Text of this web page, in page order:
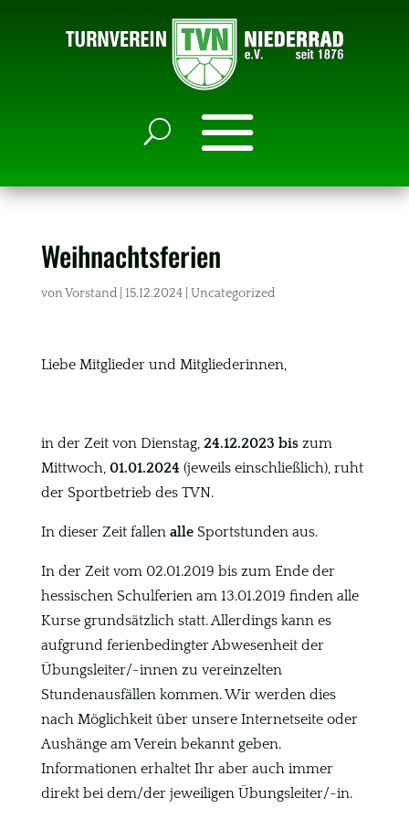
Weihnachtsferien
vonVorstand| 15.12.2024| Uncategorized
Liebe Mitglieder und Mitgliederinnen,
in der Zeit von Dienstag, 24.12.2023 biszum
Mittwoch,01.01.2024 (jeweils einschließlich), ruht
der Sportbetrieb des TVN.
In dieser Zeit fallen alleSportstunden aus.
In der Zeit vom 02.01.2019 bis zum Ende der
hessischen Schulferien am 13.01.2019 finden alle
Kurse grundsätzlich statt. Allerdings kann es
aufgrund ferienbedingter Abwesenheit der
Übungsleiter/-innen zu vereinzelten
Stundenausfällen kommen. Wir werden dies
nach Möglichkeit über unsere Internetseite oder
Aushänge am Verein bekannt geben.
Informationen erhaltet Ihr aber auch immer
direkt bei dem/der jeweiligen Übungsleiter/-in.